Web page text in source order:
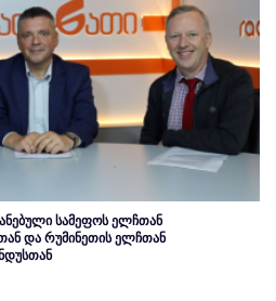
სამეფოს ელჩთან
და რუმინეთის ელჩთან